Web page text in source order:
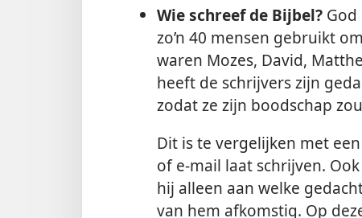
Wie schreef de Bijbel?God
zo’n 40 mensen gebruikt
waren Mozes, David,
heeft de schrijvers zijn
zodat ze zijn boodschap
Dit is te vergelijken met
of e-mail laat schrijven.
hij alleen aan welke
van hem afkomstig. Op